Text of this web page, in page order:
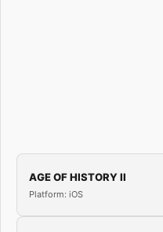
AGE OF HISTORY II
Platform: iOS